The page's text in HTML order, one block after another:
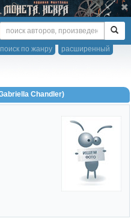
расширенный
поиск по жанру
Chandler)